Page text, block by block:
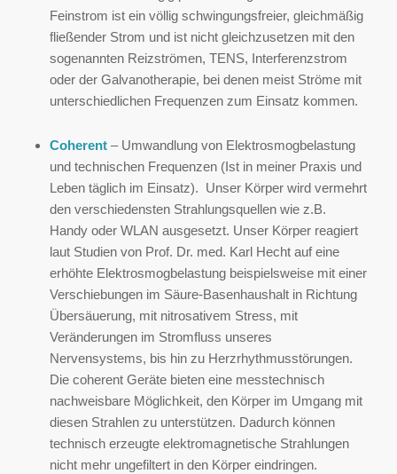
Feinstrom ist ein völlig schwingungsfreier, gleichmäßig
fließender Strom und ist nicht gleichzusetzen mit den
sogenannten Reizströmen, TENS, Interferenzstrom
oder der Galvanotherapie, bei denen meist Ströme mit
unterschiedlichen Frequenzen zum Einsatz kommen.
Coherent– Umwandlung von Elektrosmogbelastung
und technischen Frequenzen (Ist in meiner Praxis und
Leben täglich im Einsatz). Unser Körper wird vermehrt
den verschiedensten Strahlungsquellen wie z.B.
Handy oder WLAN ausgesetzt. Unser Körper reagiert
laut Studien von Prof. Dr. med. Karl Hecht auf eine
erhöhte Elektrosmogbelastung beispielsweise mit einer
Verschiebungen im Säure-Basenhaushalt in Richtung
Übersäuerung, mit nitrosativem Stress, mit
Veränderungen im Stromfluss unseres
Nervensystems, bis hin zu Herzrhythmusstörungen.
Die coherent Geräte bieten eine messtechnisch
nachweisbare Möglichkeit, den Körper im Umgang mit
diesen Strahlen zu unterstützen. Dadurch können
technisch erzeugte elektromagnetische Strahlungen
nicht mehr ungefiltert in den Körper eindringen.